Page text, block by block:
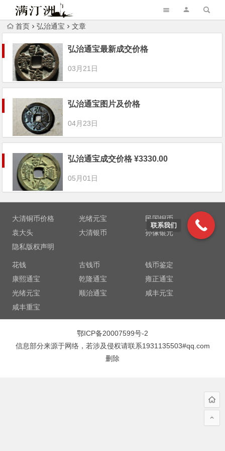
首页 弘治通宝 文章
弘治通宝最新成交价格
03月21日
弘治通宝图片及价格
04月23日
弘治通宝成交价格 ¥3330.00
05月01日
大清铜币价格 光绪元宝
民国铜币
袁大头
大清银币
孙像银元
隐私版权声明
花钱 古钱币
钱币鉴定
康熙通宝
乾隆通宝
雍正通宝
光绪元宝
顺治通宝
咸丰元宝
咸丰重宝
鄂ICP备20007599号-2
信息部分来源于网络，若涉及侵权请联系1931135503#qq.com
删除
联系我们